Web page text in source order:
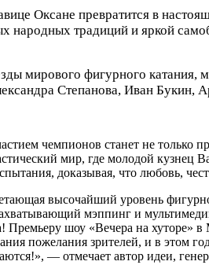
Оксане превратится в
народных традиций и яркой
мирового фигурного
Степанова, Иван Букин,
чемпионов станет не только
мир, где молодой кузнец
доказывая, что любовь,
высочайший уровень
мэппинг и
Премьеру шоу «Вечера на
пожелания зрителей, и в этом
— отмечает автор идеи,